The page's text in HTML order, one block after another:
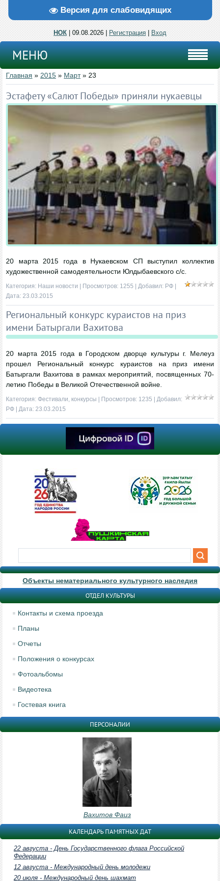
Версия для слабовидящих
НОК | 09.08.2026 | Регистрация Вход
МЕНЮ
Главная » 2015 » Март » 23
Эстафету «Салют Победы» приняли нукаевцы
20 марта 2015 года в Нукаевском СП выступил коллектив
художественной самодеятельности Юлдыбаевского с/с.
Категория: Наши новости | Просмотров: 1255 | Добавил: РФ |
Дата: 23.03.2015
Региональный конкурс кураистов на приз
имени Батыргали Вахитова
20 марта 2015 года в Городском дворце культуры г. Мелеуз
прошел Региональный конкурс кураистов на приз имени
Батыргали Вахитова в рамках мероприятий, посвященных 70-
летию Победы в Великой Отечественной войне.
Категория: Фестивали, конкурсы | Просмотров: 1235 | Добавил:
РФ | Дата: 23.03.2015
Объекты нематериального культурного наследия
ОТДЕЛ КУЛЬТУРЫ
Контакты и схема проезда
Планы
Отчеты
Положения о конкурсах
Фотоальбомы
Видеотека
Гостевая книга
ПЕРСОНАЛИИ
Вахитов Фаиз
КАЛЕНДАРЬ ПАМЯТНЫХ ДАТ
22 августа - День Государственного флага Российской
Федерации
12 августа - Международный день молодежи
20 июля - Международный день шахмат